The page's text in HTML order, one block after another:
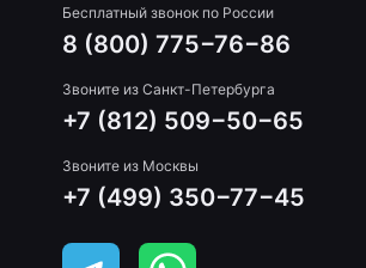
Бесплатный звонок по России
8 (800) 775−76−86
Звоните из Санкт-Петербурга
+7 (812) 509−50−65
Звоните из Москвы
+7 (499) 350−77−45